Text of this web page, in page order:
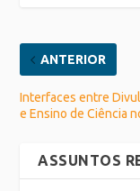
ANTERIOR
Interfaces entre
e Ensino de Ciência
ASSUNTOS